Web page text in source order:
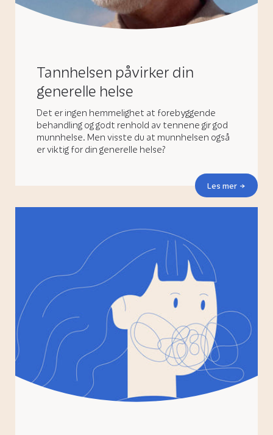
Tannhelsen påvirker din
generelle helse
Det er ingen hemmelighet at forebyggende
behandling og godt renhold av tennene gir god
munnhelse. Men visste du at munnhelsen også
er viktig for din generelle helse?
Les mer